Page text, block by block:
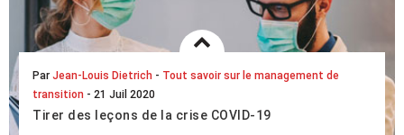
Par Jean-Louis Dietrich - Tout savoir sur le management de
transition - 21 Juil 2020
Tirer des leçons de la crise COVID-19